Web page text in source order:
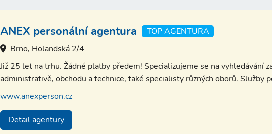
ANEX personální agentura
TOP AGENTURA
Brno, Holandská 2/4
Již 25 let na trhu. Žádné platby předem! Specializujeme se na vyhledávání
administrativě, obchodu a technice, také specialisty různých oborů. Služby
www.anexperson.cz
Detail agentury